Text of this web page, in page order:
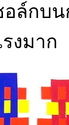
ล์กบน
งมาก